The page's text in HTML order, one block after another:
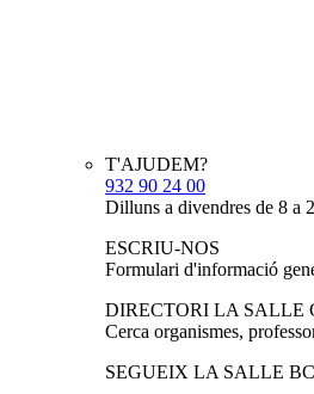
T'AJUDEM?
932 90 24 00
Dilluns a divendres de 8 a
ESCRIU-NOS
Formulari d'informació
DIRECTORI LA SALLE
Cerca organismes,
SEGUEIX LA SALLE